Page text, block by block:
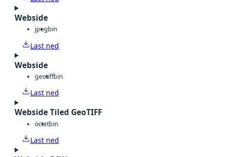
Webside
jpegbin
Last ned
Webside
geotiffbin
Last ned
Webside Tiled GeoTIFF
octetbin
Last ned